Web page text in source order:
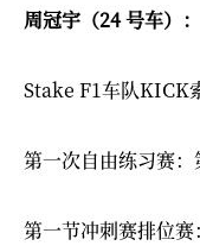
周冠宇（24 号车）：
Stake F1车队KICK
第一次自由练习赛：
第一节冲刺赛排位赛